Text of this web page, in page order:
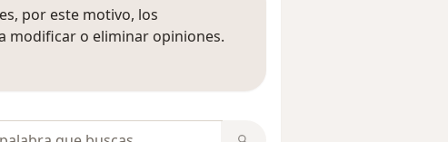
por este motivo, los
modificar o eliminar opiniones.